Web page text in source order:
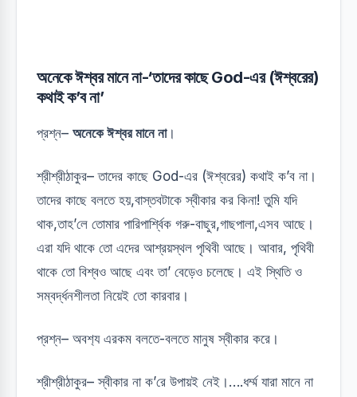
অনেকে ঈশ্বর মানে না-‘তাদের কাছে God-এর (ঈশ্বরের)
কথাই ক’ব না’
প্রশ্ন– অনেকে ঈশ্বর মানে না।
শ্রীশ্রীঠাকুর– তাদের কাছে God-এর (ঈশ্বরের) কথাই ক’ব না।
তাদের কাছে বলতে হয়,বাস্তবটাকে স্বীকার কর কিনা! তুমি যদি
থাক,তাহ’লে তোমার পারিপার্শ্বিক গরু-বাছুর,গাছপালা,এসব আছে।
এরা যদি থাকে তো এদের আশ্রয়স্থল পৃথিবী আছে। আবার, পৃথিবী
থাকে তো বিশ্বও আছে এবং তা’ বেড়েও চলেছে। এই স্থিতি ও
সম্বর্দ্ধনশীলতা নিয়েই তো কারবার।
প্রশ্ন– অবশ‍্য এরকম বলতে-বলতে মানুষ স্বীকার করে।
শ্রীশ্রীঠাকুর– স্বীকার না ক’রে উপায়ই নেই।….ধর্ম্ম যারা মানে না